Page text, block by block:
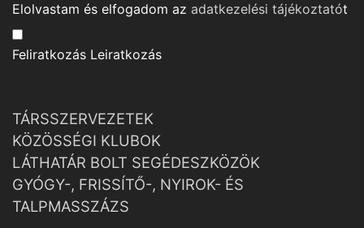
Elolvastam és elfogadom az adatkezelési tájékoztatót
Feliratkozás Leiratkozás
TÁRSSZERVEZETEK
KÖZÖSSÉGI KLUBOK
LÁTHATÁR BOLT SEGÉDESZKÖZÖK
GYÓGY-, FRISSÍTŐ-, NYIROK- ÉS
TALPMASSZÁZS